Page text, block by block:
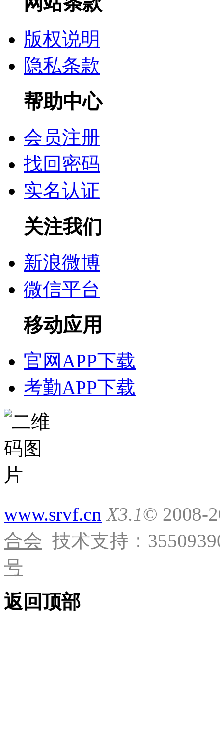
版权说明
隐私条款
帮助中心
会员注册
找回密码
实名认证
关注我们
新浪微博
微信平台
移动应用
官网APP下载
考勤APP下载
www.srvf.cn X3.1© 2008-
合会 技术支持：
号
返回顶部